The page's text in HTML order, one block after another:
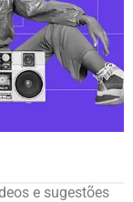
e sugestões